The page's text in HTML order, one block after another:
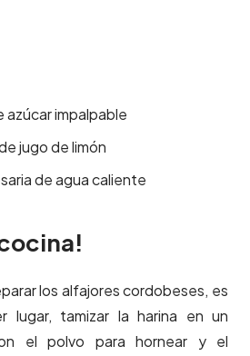
impalpable
jugo de limón
de agua caliente
los alfajores cordobeses, es
lugar, tamizar la harina en un
el polvo para hornear y el